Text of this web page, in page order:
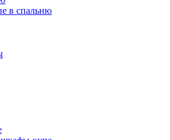
в спальню